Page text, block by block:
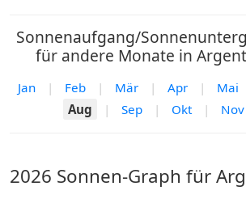
Sonnenaufgang/
für andere Monate in
Jan | Feb | Mär | Apr | Mai
Aug
| Sep | Okt | Nov
2026 Sonnen-Graph für